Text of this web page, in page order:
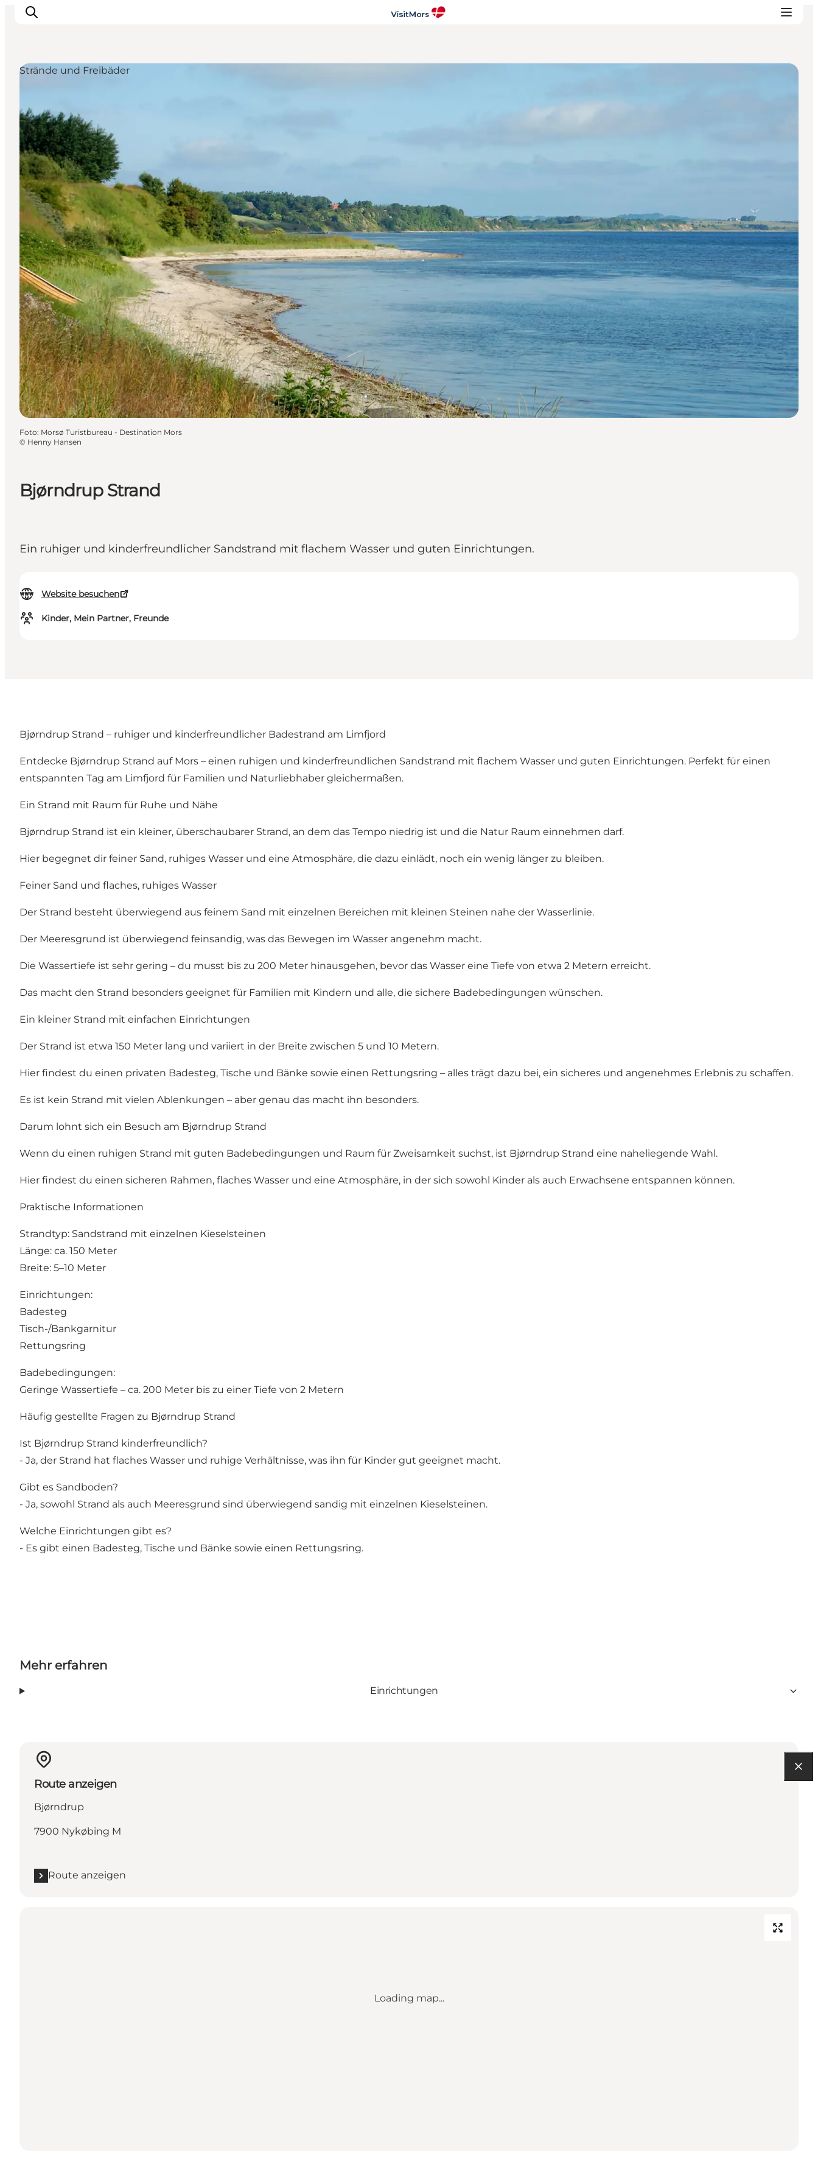
Aktivitäten
Erlebnisse
Infos über Mors
Unterkunft
Pauschalreisen / Urlaub
Planen Sie Ihre Reise
Bjørndrup Strand
Ein ruhiger und kinderfreundlicher Sandstrand mit flachem Wasser und guten Einrichtungen.
Website besuchen
Kinder, Mein Partner, Freunde
Strände und Freibäder
Foto: Morsø Turistbureau - Destination Mors
© Henny Hansen
Bjørndrup Strand – ruhiger und kinderfreundlicher Badestrand am Limfjord
Entdecke Bjørndrup Strand auf Mors – einen ruhigen und kinderfreundlichen Sandstrand mit flachem Wasser und guten Einrichtungen. Perfekt für einen
entspannten Tag am Limfjord für Familien und Naturliebhaber gleichermaßen.
Ein Strand mit Raum für Ruhe und Nähe
Bjørndrup Strand ist ein kleiner, überschaubarer Strand, an dem das Tempo niedrig ist und die Natur Raum einnehmen darf.
Hier begegnet dir feiner Sand, ruhiges Wasser und eine Atmosphäre, die dazu einlädt, noch ein wenig länger zu bleiben.
Feiner Sand und flaches, ruhiges Wasser
Der Strand besteht überwiegend aus feinem Sand mit einzelnen Bereichen mit kleinen Steinen nahe der Wasserlinie.
Der Meeresgrund ist überwiegend feinsandig, was das Bewegen im Wasser angenehm macht.
Die Wassertiefe ist sehr gering – du musst bis zu 200 Meter hinausgehen, bevor das Wasser eine Tiefe von etwa 2 Metern erreicht.
Das macht den Strand besonders geeignet für Familien mit Kindern und alle, die sichere Badebedingungen wünschen.
Ein kleiner Strand mit einfachen Einrichtungen
Der Strand ist etwa 150 Meter lang und variiert in der Breite zwischen 5 und 10 Metern.
Hier findest du einen privaten Badesteg, Tische und Bänke sowie einen Rettungsring – alles trägt dazu bei, ein sicheres und angenehmes Erlebnis zu schaffen.
Es ist kein Strand mit vielen Ablenkungen – aber genau das macht ihn besonders.
Darum lohnt sich ein Besuch am Bjørndrup Strand
Wenn du einen ruhigen Strand mit guten Badebedingungen und Raum für Zweisamkeit suchst, ist Bjørndrup Strand eine naheliegende Wahl.
Hier findest du einen sicheren Rahmen, flaches Wasser und eine Atmosphäre, in der sich sowohl Kinder als auch Erwachsene entspannen können.
Praktische Informationen
Strandtyp: Sandstrand mit einzelnen Kieselsteinen
Länge: ca. 150 Meter
Breite: 5–10 Meter
Einrichtungen:
Badesteg
Tisch-/Bankgarnitur
Rettungsring
Badebedingungen:
Geringe Wassertiefe – ca. 200 Meter bis zu einer Tiefe von 2 Metern
Häufig gestellte Fragen zu Bjørndrup Strand
Ist Bjørndrup Strand kinderfreundlich?
- Ja, der Strand hat flaches Wasser und ruhige Verhältnisse, was ihn für Kinder gut geeignet macht.
Gibt es Sandboden?
- Ja, sowohl Strand als auch Meeresgrund sind überwiegend sandig mit einzelnen Kieselsteinen.
Welche Einrichtungen gibt es?
- Es gibt einen Badesteg, Tische und Bänke sowie einen Rettungsring.
Mehr erfahren
Einrichtungen
Route anzeigen
Bjørndrup
7900 Nykøbing M
Route anzeigen
Loading map...